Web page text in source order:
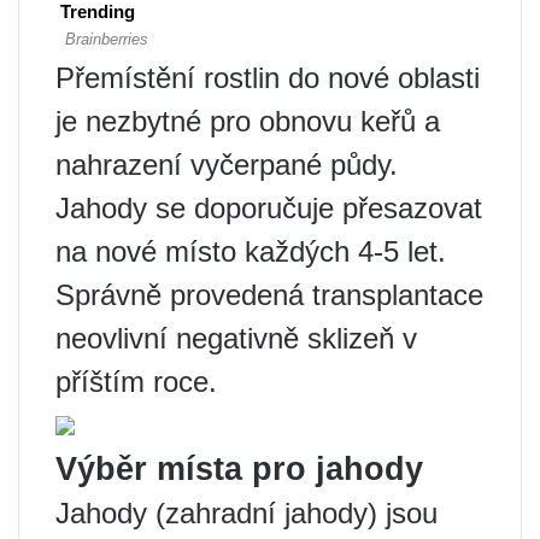
Přemístění rostlin do nové oblasti
je nezbytné pro obnovu keřů a
nahrazení vyčerpané půdy.
Jahody se doporučuje přesazovat
na nové místo každých 4-5 let.
Správně provedená transplantace
neovlivní negativně sklizeň v
příštím roce.
Výběr místa pro jahody
Jahody (zahradní jahody) jsou